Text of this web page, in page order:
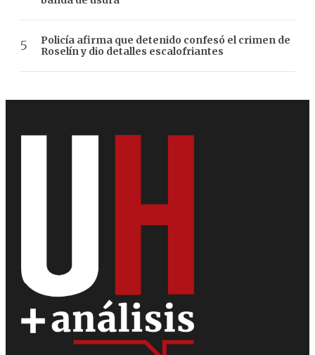
Policía afirma que detenido confesó el crimen de
Roselín y dio detalles escalofriantes